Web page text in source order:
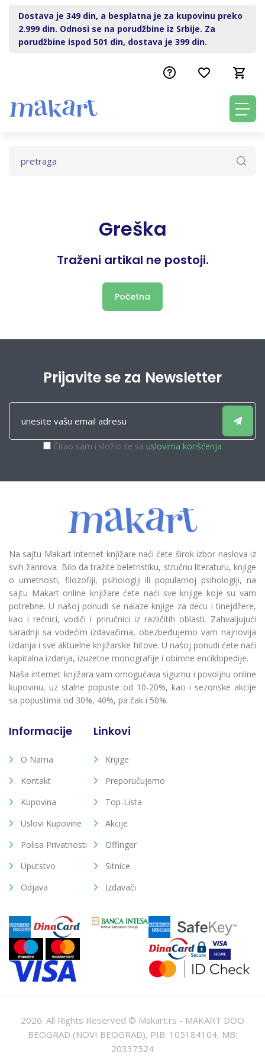
Dostava je 349 din, a besplatna je za kupovinu preko
2.999 din. Odnosi se na porudžbine iz Srbije. Za
porudžbine ispod 501 din, dostava je 399 din.
Greška
Traženi artikal ne postoji.
Početna
Prijavite se za Newsletter
Čitao sam i složio se sa uslovima korišćenja
Na sajtu Makart internet knjižare naći ćete širok izbor naslova iz
svih žanrova. Bilo da tražite beletristiku, stručnu literaturu, knjige
o umetnosti, filozofiji, psihologiji ili popularnoj psihologiji, na
sajtu Makart online knjižare ćete naći sve knjige koje su vam
potrebne. U našoj ponudi se nalaze knjige za decu i tinejdžere,
kao i rečnici, vodiči i priručnici iz različitih oblasti. Zahvaljujući
saradnji sa vodećim izdavačima, obezbeđujemo vam najnovija
izdanja i sve aktuelne knjižarske hitove. U našoj ponudi ćete naći
kapitalna izdanja, izuzetne monografije i obimne enciklopedije.
Naša internet knjižara vam omogućava sigurnu i povoljnu online
kupovinu, uz stalne popuste od 10-20%, kao i sezonske akcije
sa popustima od 30%, 40%, pa čak i 50%.
Informacije
O Nama
Kontakt
Kupovina
Uslovi Kupovine
Polisa Privatnosti
Uputstvo
Odjava
Linkovi
Knjige
Preporučujemo
Top-Lista
Akcije
Offinger
Sitnice
Izdavači
2026. All Rights Reserved © Makart.rs - MAKART DOO
BEOGRAD (NOVI BEOGRAD), PIB: 105184104, MB:
20337524